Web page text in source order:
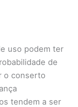
uso podem ter
de
o conserto
tendem a ser